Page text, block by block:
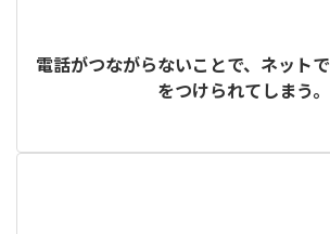
電話がつながらないことで、ネット
をつけられてしまう。